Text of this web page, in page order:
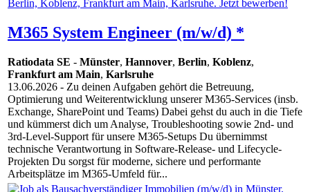
M365 System Engineer (m/w/d) *
Ratiodata SE - Münster, Hannover, Berlin, Koblenz,
Frankfurt am Main, Karlsruhe
13.06.2026 - Zu deinen Aufgaben gehört die Betreuung,
Optimierung und Weiterentwicklung unserer M365-Services (insb.
Exchange, SharePoint und Teams) Dabei gehst du auch in die Tiefe
und kümmerst dich um Analyse, Troubleshooting sowie 2nd- und
3rd-Level-Support für unsere M365-Setups Du übernimmst
technische Verantwortung in Software-Release- und Lifecycle-
Projekten Du sorgst für moderne, sichere und performante
Arbeitsplätze im M365-Umfeld für...